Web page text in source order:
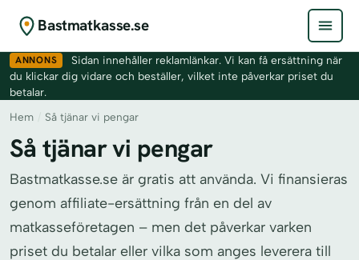
Bastmatkasse.se
ANNONS
Sidan innehåller reklamlänkar. Vi kan få ersättning när
du klickar dig vidare och beställer, vilket inte påverkar priset du
betalar.
Hem
Så tjänar vi pengar
Så tjänar vi pengar
Bastmatkasse.se är gratis att använda. Vi finansieras
genom affiliate-ersättning från en del av
matkasseföretagen – men det påverkar varken
priset du betalar eller vilka som anges leverera till